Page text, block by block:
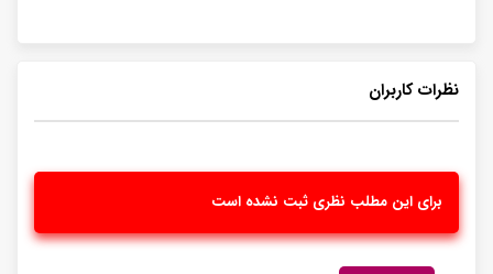
نظرات کاربران
برای این مطلب نظری ثبت نشده است